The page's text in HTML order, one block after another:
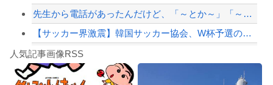
Powered by livedoor 相互RSS
先生から電話があったんだけど、「～とか～」「～とか考えて～」と何度も言ってたのが...
【サッカー界激震】韓国サッカー協会、W杯予選の審判に“性接待”していたことが発覚...
白石「あ、あきら様……？」あきら「……白石」
人気記事画像RSS